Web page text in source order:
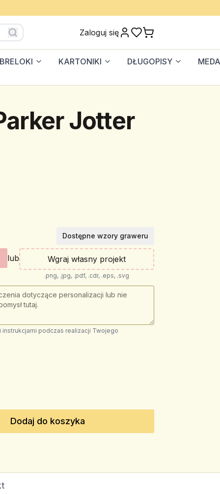
Zaloguj się
BRELOKI KARTONIKI DŁUGOPISY
Jotter
Dostępne wzory graweru
lub Wgraj własny projekt
.png, .jpg, .pdf, .cdr, .eps, .svg
podczas realizacji Twojego
Dodaj do koszyka